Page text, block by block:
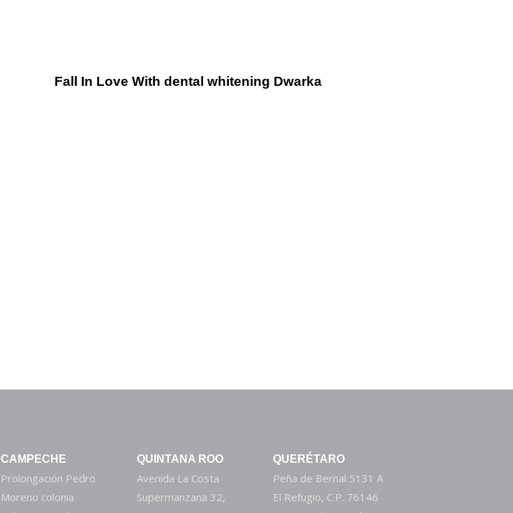
Fall In Love With dental whitening Dwarka
CAMPECHE
Prolongación Pedro
Moreno colonia
QUINTANA ROO
Avenida La Costa
Supermanzana 32,
QUERÉTARO
Peña de Bernal 5131 A
El Refugio, C.P. 76146